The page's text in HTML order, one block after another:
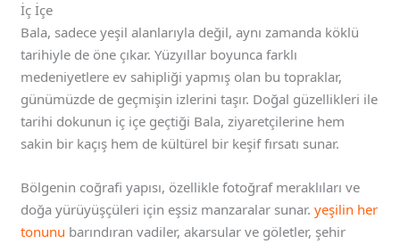
İç İçe
Bala, sadece yeşil alanlarıyla değil, aynı zamanda köklü
tarihiyle de öne çıkar. Yüzyıllar boyunca farklı
medeniyetlere ev sahipliği yapmış olan bu topraklar,
günümüzde de geçmişin izlerini taşır. Doğal güzellikleri ile
tarihi dokunun iç içe geçtiği Bala, ziyaretçilerine hem
sakin bir kaçış hem de kültürel bir keşif fırsatı sunar.
Bölgenin coğrafi yapısı, özellikle fotoğraf meraklıları ve
doğa yürüyüşçüleri için eşsiz manzaralar sunar.yeşilin her
tonunu barındıran vadiler, akarsular ve göletler, şehir